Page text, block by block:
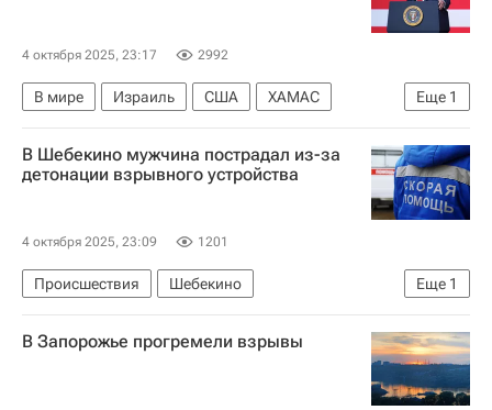
4 октября 2025, 23:17 2992
Еще 1
В мире Израиль США
ХАМАС
Сектор Газа
В Шебекино мужчина пострадал из-за
детонации взрывного устройства
4 октября 2025, 23:09 1201
Еще 1
Происшествия
Шебекино
Вячеслав Гладков
В Запорожье прогремели взрывы